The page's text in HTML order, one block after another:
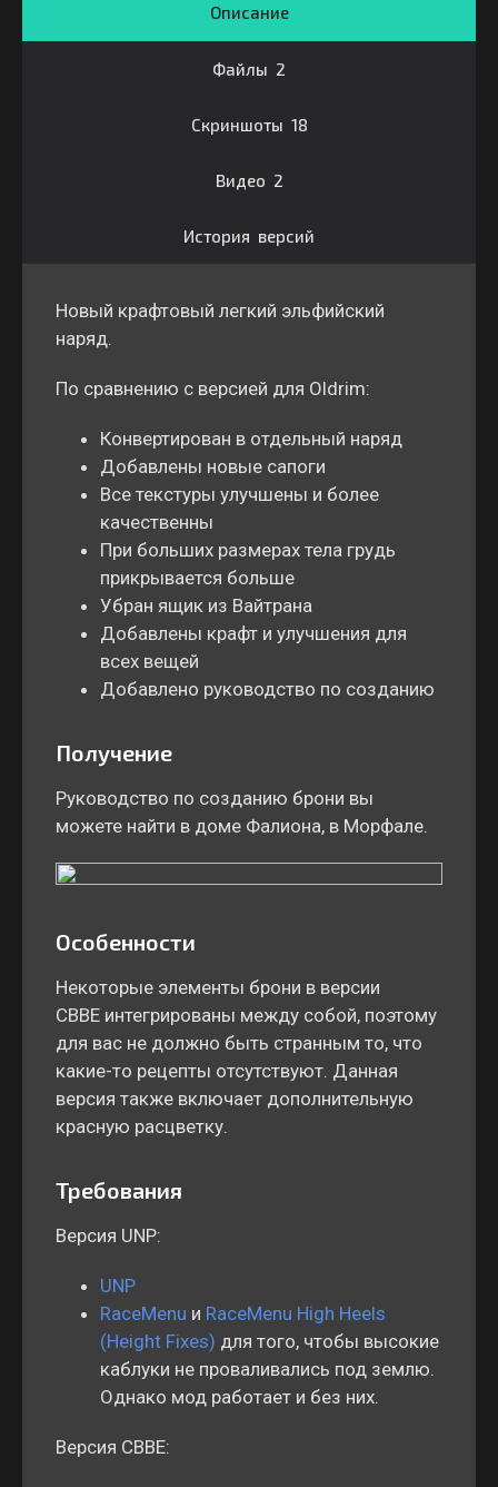
Описание
Файлы 2
Скриншоты 18
Видео 2
История версий
Новый крафтовый легкий эльфийский
наряд.
По сравнению с версией для Oldrim:
Конвертирован в отдельный наряд
Добавлены новые сапоги
Все текстуры улучшены и более
качественны
При больших размерах тела грудь
прикрывается больше
Убран ящик из Вайтрана
Добавлены крафт и улучшения для
всех вещей
Добавлено руководство по созданию
Получение
Руководство по созданию брони вы
можете найти в доме Фалиона, в Морфале.
Особенности
Некоторые элементы брони в версии
CBBE интегрированы между собой, поэтому
для вас не должно быть странным то, что
какие-то рецепты отсутствуют. Данная
версия также включает дополнительную
красную расцветку.
Требования
Версия UNP:
UNP
RaceMenu и RaceMenu High Heels
(Height Fixes) для того, чтобы высокие
каблуки не проваливались под землю.
Однако мод работает и без них.
Версия CBBE: